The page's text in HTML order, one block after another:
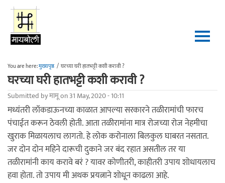
Skip to main content
You are here:मुख्यपृष्ठ / घरच्या घरी हातभट्टी कशी करावी ?
घरच्या घरी हातभट्टी कशी करावी ?
Submitted byमामूon 31 May, 2020 - 10:11
मध्यंतरी लॉकडाऊनच्या काळात आपल्या सरकारने तळीरामांची फारच
पंचाईत करून ठेवली होती. आता तळीरामांना मात्र रोजच्या रोज नेहमीचा
खुराक मिळायलाच लागतो. हे लोक करोनाला बिलकुल घाबरत नसतात.
जर दोन दोन महिने दारूची दुकाने जर बंद रहात असतील तर या
तळीरामांनी काय करावे बरं ? यावर कोणीतरी, काहीतरी उपाय शोधायलाच
हवा होता. तो उपाय मी अथक प्रयत्नाने शोधून काढला आहे.